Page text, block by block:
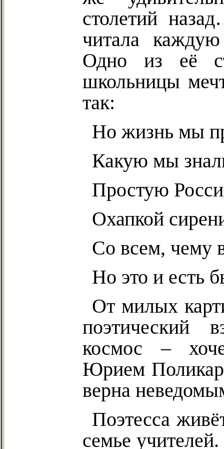
столетий
читала
Одно из её
школьницы
так:
Но жизнь мы
Какую мы
Простую
Охапкой
Со всем, чему
Но это и есть
От милых
поэтический
космос –
Юрием
верна
Поэтесса
семье